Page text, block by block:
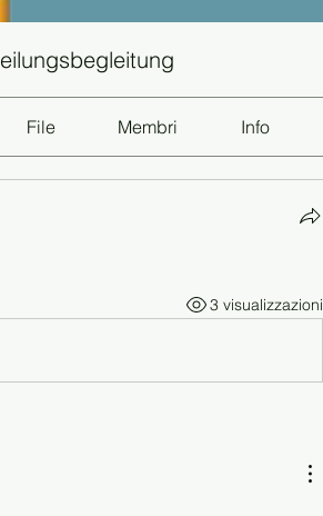
File Membri Info
3 visualizzazioni